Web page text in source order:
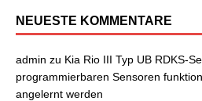
NEUESTE KOMMENTARE
admin zu Kia Rio III Typ UB RDKS-
programmierbaren Sensoren
angelernt werden